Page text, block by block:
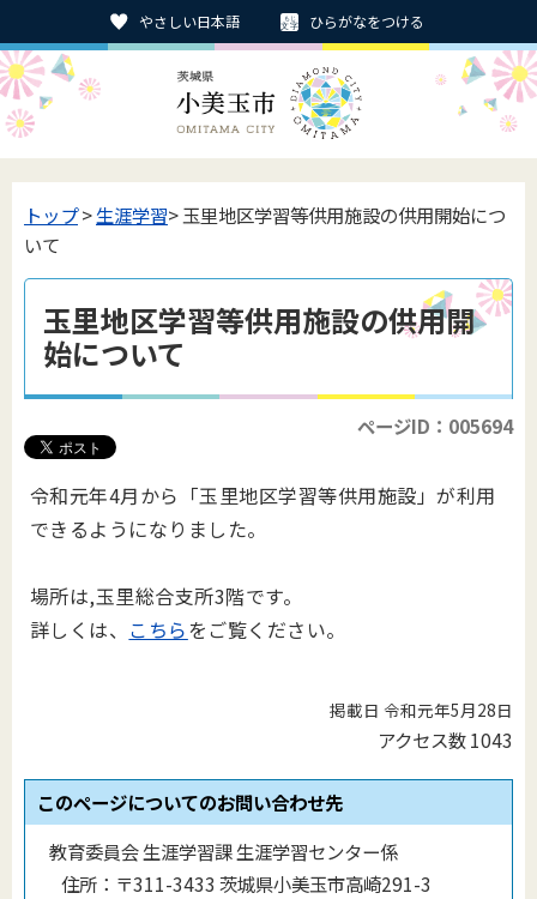
やさしい日本語 ひらがなをつける
トップ>生涯学習> 玉里地区学習等供用施設の供用開始につ
いて
玉里地区学習等供用施設の供用開
始について
ページID：005694
令和元年4月から「玉里地区学習等供用施設」が利用
できるようになりました。
場所は,玉里総合支所3階です。
詳しくは、 こちらをご覧ください。
掲載日 令和元年5月28日
アクセス数1043
このページについてのお問い合わせ先
教育委員会 生涯学習課 生涯学習センター係
住所： 〒311-3433 茨城県小美玉市高崎291-3